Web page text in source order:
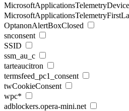
OptanonAlertBoxClosed
snconsent
SSID
ssm_au_c
tarteaucitron
termsfeed_pc1_consent
twCookieConsent
wpc*
adblockers.opera-mini.net